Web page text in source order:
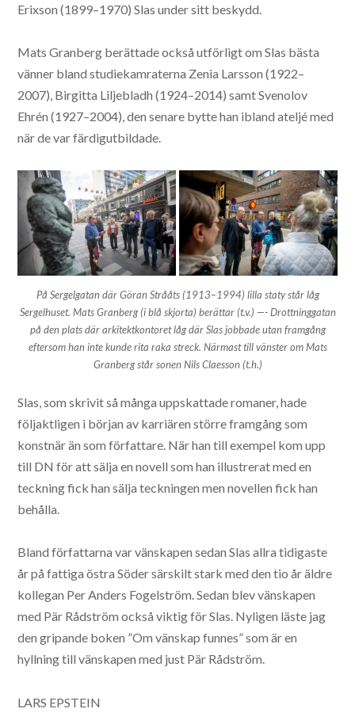
Erixson (1899–1970) Slas under sitt beskydd.
Mats Granberg berättade också utförligt om Slas bästa
vänner bland studiekamraterna Zenia Larsson (1922–
2007), Birgitta Liljebladh (1924–2014) samt Svenolov
Ehrén (1927–2004), den senare bytte han ibland ateljé med
när de var färdigutbildade.
På Sergelgatan där Göran Strååts (1913–1994) lilla staty står låg
Sergelhuset. Mats Granberg (i blå skjorta) berättar (t.v.) —- Drottninggatan
på den plats där arkitektkontoret låg där Slas jobbade utan framgång
eftersom han inte kunde rita raka streck. Närmast till vänster om Mats
Granberg står sonen Nils Claesson (t.h.)
Slas, som skrivit så många uppskattade romaner, hade
följaktligen i början av karriären större framgång som
konstnär än som författare. När han till exempel kom upp
till DN för att sälja en novell som han illustrerat med en
teckning fick han sälja teckningen men novellen fick han
behålla.
Bland författarna var vänskapen sedan Slas allra tidigaste
år på fattiga östra Söder särskilt stark med den tio år äldre
kollegan Per Anders Fogelström. Sedan blev vänskapen
med Pär Rådström också viktig för Slas. Nyligen läste jag
den gripande boken ”Om vänskap funnes” som är en
hyllning till vänskapen med just Pär Rådström.
LARS EPSTEIN